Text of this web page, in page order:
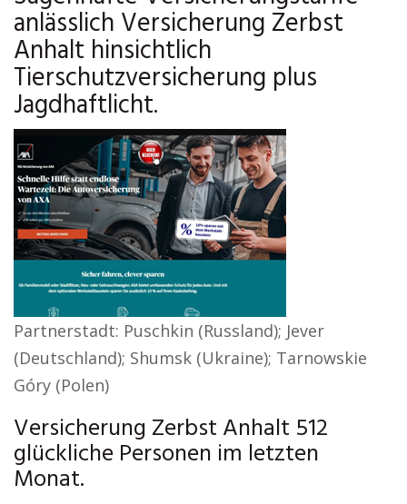
anlässlich Versicherung Zerbst
Anhalt hinsichtlich
Tierschutzversicherung plus
Jagdhaftlicht.
Partnerstadt: Puschkin (Russland); Jever
(Deutschland); Shumsk (Ukraine); Tarnowskie
Góry (Polen)
Versicherung Zerbst Anhalt 512
glückliche Personen im letzten
Monat.